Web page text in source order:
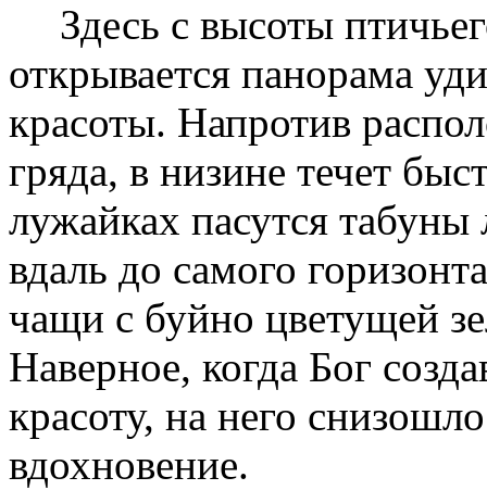
Здесь с высоты
открывается панорама
красоты. Напротив
гряда, в низине течет
лужайках пасутся
вдаль до самого
чащи с буйно цветущей
Наверное, когда Бог
красоту, на него
вдохновение.